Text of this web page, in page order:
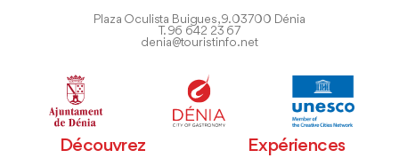
Plaza Oculista Buigues, 9. 03700 Dénia
T. 96 642 23 67
denia@touristinfo.net
Découvrez Expériences